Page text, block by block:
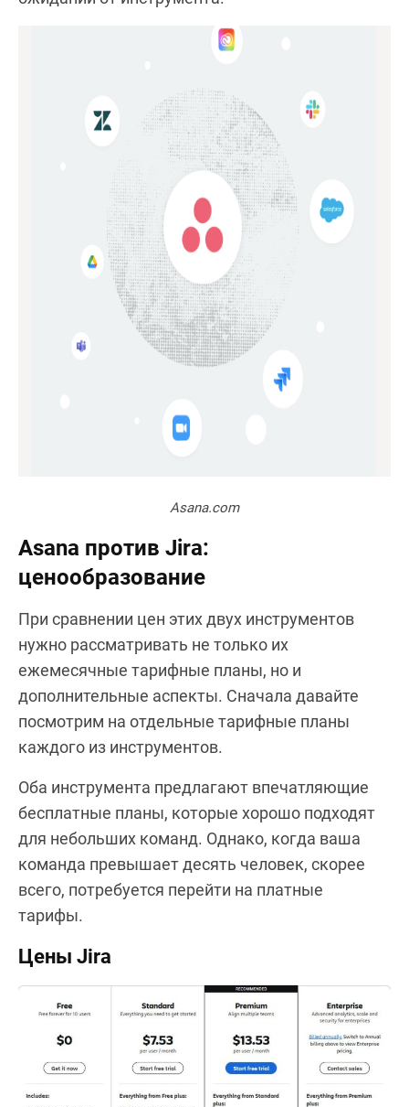
Asana.com
Asana против Jira:
ценообразование
При сравнении цен этих двух инструментов
нужно рассматривать не только их
ежемесячные тарифные планы, но и
дополнительные аспекты. Сначала давайте
посмотрим на отдельные тарифные планы
каждого из инструментов.
Оба инструмента предлагают впечатляющие
бесплатные планы, которые хорошо подходят
для небольших команд. Однако, когда ваша
команда превышает десять человек, скорее
всего, потребуется перейти на платные
тарифы.
Цены Jira